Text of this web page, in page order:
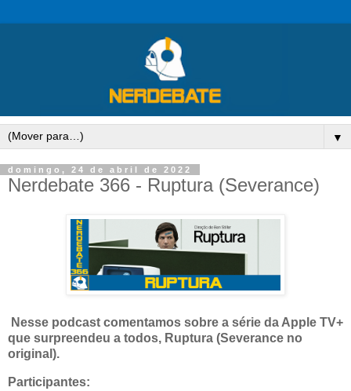
▼
domingo, 24 de abril de 2022
Nerdebate 366 - Ruptura (Severance)
Nesse podcast comentamos sobre a série da Apple TV+
que surpreendeu a todos, Ruptura (Severance no
original).
Participantes: